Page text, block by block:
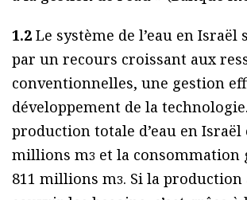
1.2 Le système de l’eau en Israël
par un recours croissant aux
conventionnelles, une gestion
développement de la
production totale d’eau en Israël
millions m3 et la consommation
811 millions m3. Si la production